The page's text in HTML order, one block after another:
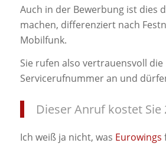
Auch in der Bewerbung ist dies
machen, differenziert nach
Mobilfunk.
Sie rufen also vertrauensvoll die
Servicerufnummer an und
Dieser Anruf kostet Sie
Ich weiß ja nicht, was Eurowings